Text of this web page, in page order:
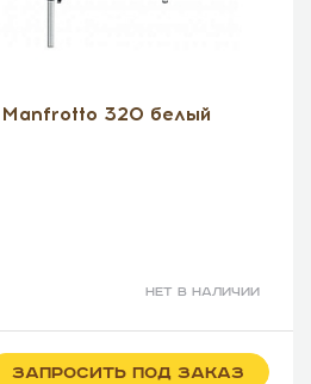
320 белый
нет в наличии
ЗАПРОСИТЬ ПОД ЗАКАЗ